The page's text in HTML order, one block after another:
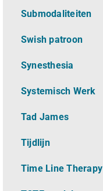
Submodaliteiten
Swish patroon
Synesthesia
Systemisch Werk
Tad James
Tijdlijn
Time Line Therapy